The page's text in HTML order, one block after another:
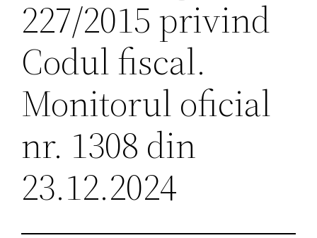
227/2015 privind
Codul fiscal.
Monitorul oficial
nr. 1308 din
23.12.2024